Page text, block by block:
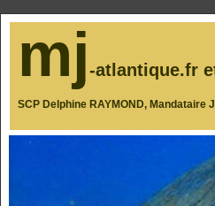
mj-atlantique.fr
SCP Delphine RAYMOND, Mandataire